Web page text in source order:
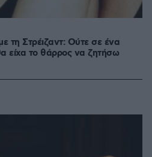
τη Στρέιζαντ: Ούτε σε ένα
είχα το θάρρος να ζητήσω